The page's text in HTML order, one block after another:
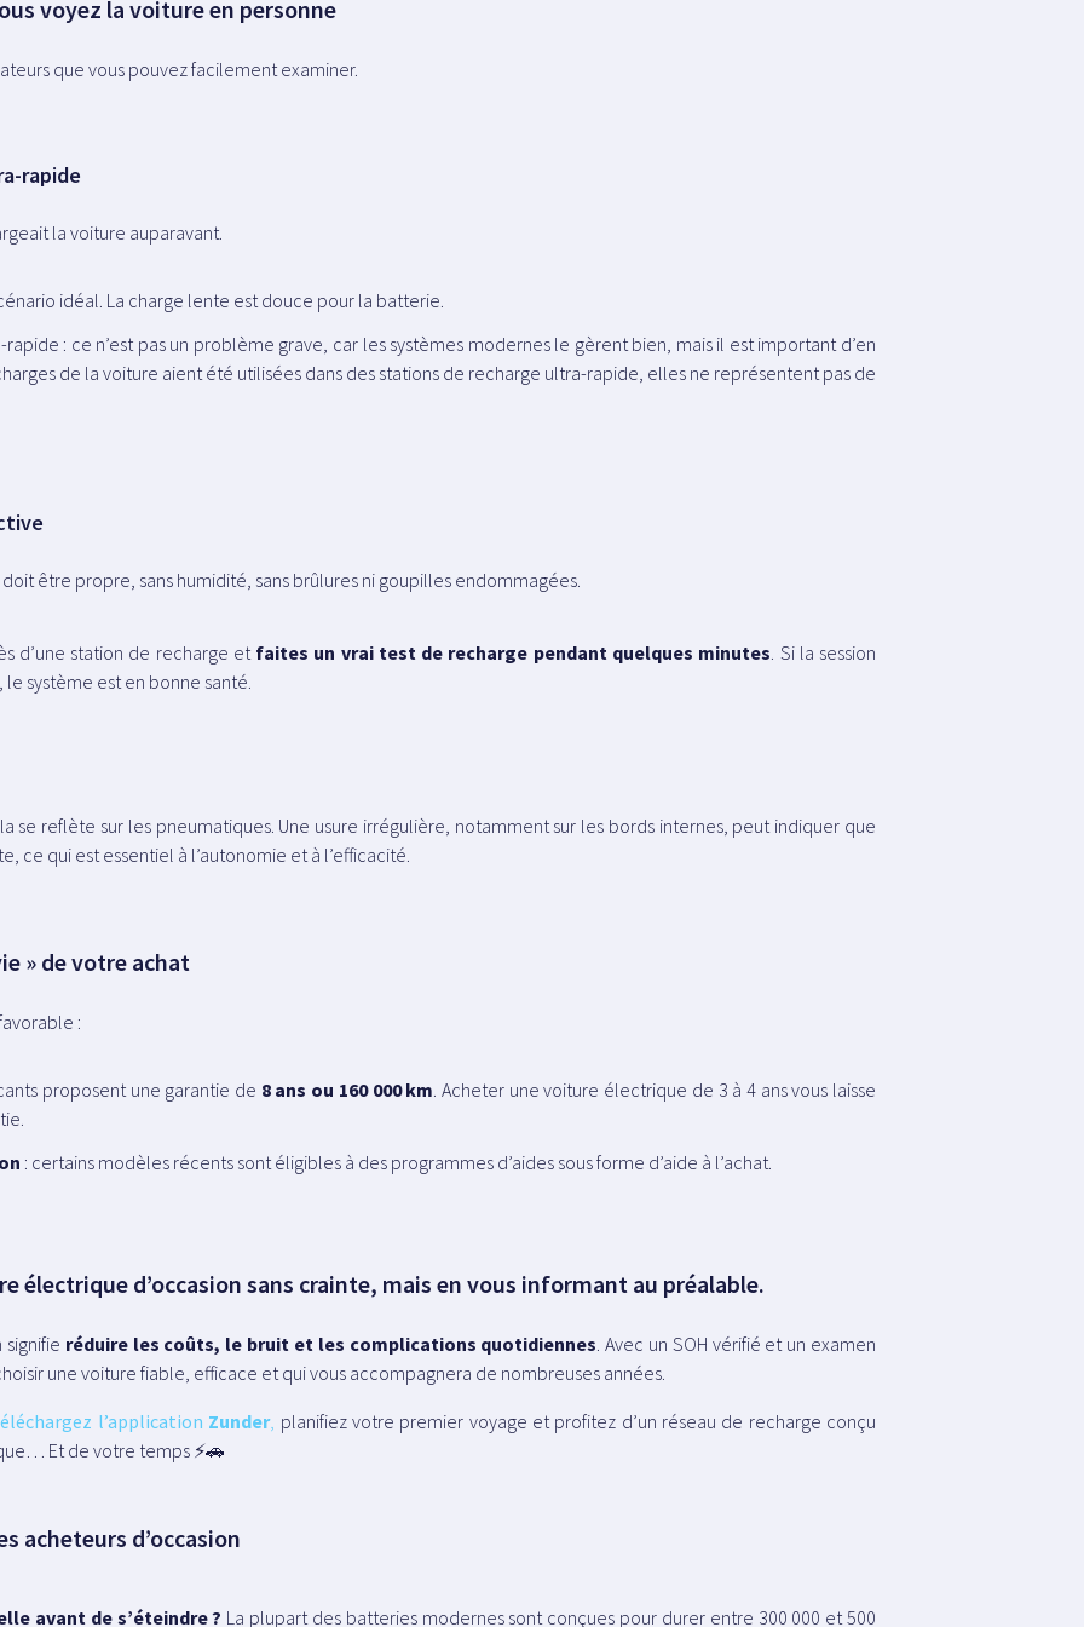
voyez la voiture en personne
que vous pouvez facilement examiner.
rapide
la voiture auparavant.
idéal. La charge lente est douce pour la batterie.
: ce n’est pas un problème grave, car les systèmes modernes le gèrent bien, mais il est important d’en
de la voiture aient été utilisées dans des stations de recharge ultra-rapide, elles ne représentent pas de
être propre, sans humidité, sans brûlures ni goupilles endommagées.
d’une station de recharge et faites un vrai test de recharge pendant quelques minutes . Si la session
système est en bonne santé.
se reflète sur les pneumatiques. Une usure irrégulière, notamment sur les bords internes, peut indiquer que
ce qui est essentiel à l’autonomie et à l’efficacité.
» de votre achat
:
proposent une garantie de 8 ans ou 160 000 km . Acheter une voiture électrique de 3 à 4 ans vous laisse
: certains modèles récents sont éligibles à des programmes d’aides sous forme d’aide à l’achat.
électrique d’occasion sans crainte, mais en vous informant au préalable.
réduire les coûts, le bruit et les complications quotidiennes . Avec un SOH vérifié et un examen
une voiture fiable, efficace et qui vous accompagnera de nombreuses années.
l’application Zunder, planifiez votre premier voyage et profitez d’un réseau de recharge conçu
Et de votre temps ⚡🚗
acheteurs d’occasion
avant de s’éteindre ? La plupart des batteries modernes sont conçues pour durer entre 300 000 et 500